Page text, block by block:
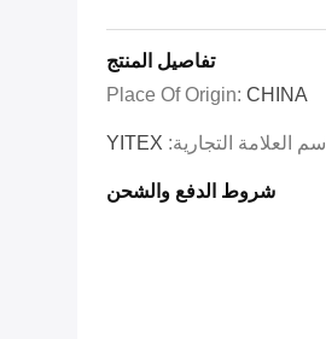
تفاصيل المنتج
Place Of Origin: CHINA
اسم العلامة التجارية: YITEX
شروط الدفع والشحن